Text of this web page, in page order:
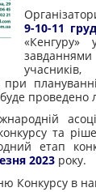
9-10-11
«Кенгуру»
при
народній
та
етап
2023 року.
Конкурсу в